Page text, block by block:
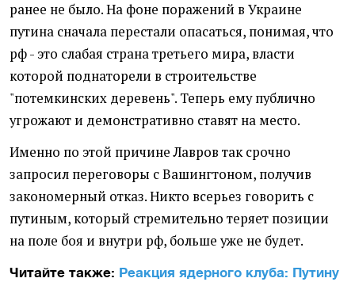
ранее не было. На фоне поражений в Украине
путина сначала перестали опасаться, понимая, что
рф - это слабая страна третьего мира, власти
которой поднаторели в строительстве
"потемкинских деревень". Теперь ему публично
угрожают и демонстративно ставят на место.
Именно по этой причине Лавров так срочно
запросил переговоры с Вашингтоном, получив
закономерный отказ. Никто всерьез говорить с
путиным, который стремительно теряет позиции
на поле боя и внутри рф, больше уже не будет.
Читайте также: Реакция ядерного клуба: Путину